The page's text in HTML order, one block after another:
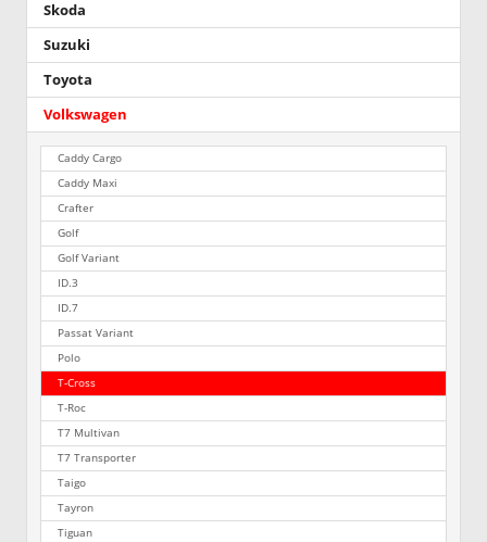
Skoda
Suzuki
Toyota
Volkswagen
Caddy Cargo
Caddy Maxi
Crafter
Golf
Golf Variant
ID.3
ID.7
Passat Variant
Polo
T-Cross
T-Roc
T7 Multivan
T7 Transporter
Taigo
Tayron
Tiguan